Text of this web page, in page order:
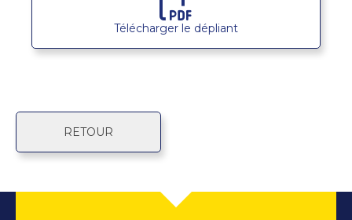
Télécharger le dépliant
RETOUR